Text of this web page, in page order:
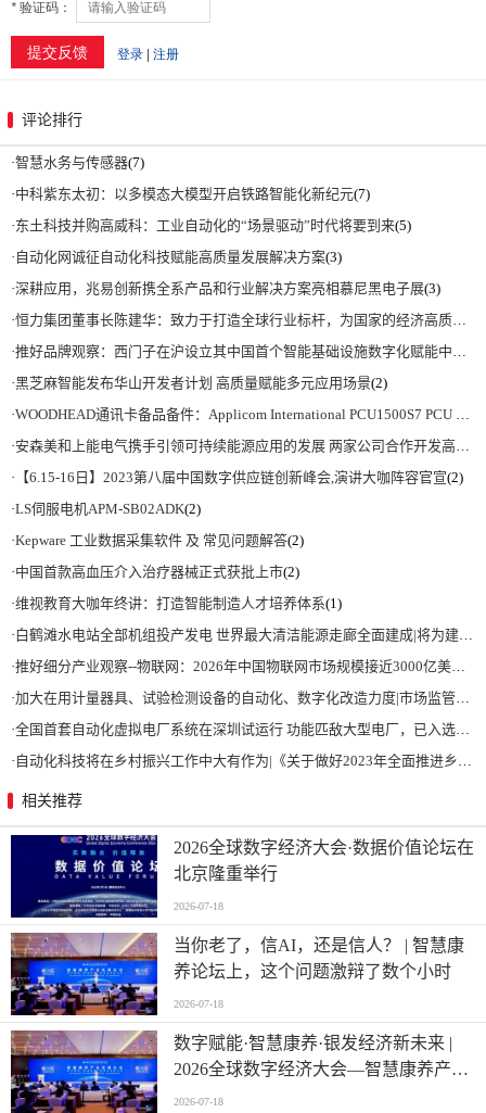
评论排行
·智慧水务与传感器(7)
·中科紫东太初：以多模态大模型开启铁路智能化新纪元(7)
·东土科技并购高威科：工业自动化的“场景驱动”时代将要到来(5)
· 自动化网诚征自动化科技赋能高质量发展解决方案(3)
·深耕应用，兆易创新携全系产品和行业解决方案亮相慕尼黑电子展(3)
·恒力集团董事长陈建华：致力于打造全球行业标杆，为国家的经济高质量发展贡献更大力量|上海电气集团党委书记、董事长吴磊来访
·推好品牌观察：西门子在沪设立其中国首个智能基础设施数字化赋能中心
·黑芝麻智能发布华山开发者计划 高质量赋能多元应用场景(2)
·WOODHEAD通讯卡备品备件：Applicom International PCU1500S7 PCU 1500 S7 V4.5.0
·安森美和上能电气携手引领可持续能源应用的发展 两家公司合作开发高性能储能和太阳能组串式逆变器方案 以实现可持续的未来
· 【6.15-16日】2023第八届中国数字供应链创新峰会,演讲大咖阵容官宣(2)
·LS伺服电机APM-SB02ADK(2)
·Kepware 工业数据采集软件 及 常见问题解答(2)
·中国首款高血压介入治疗器械正式获批上市(2)
·维视教育大咖年终讲：打造智能制造人才培养体系(1)
·白鹤滩水电站全部机组投产发电 世界最大清洁能源走廊全面建成|将为建设新型能源体系、保障国家能源安全、实现“双碳”目标提供有力支撑
·推好细分产业观察--物联网：2026年中国物联网市场规模接近3000亿美元 智慧工厂、智慧城市、智慧电网等将占60%以上
·加大在用计量器具、试验检测设备的自动化、数字化改造力度|市场监管总局 工业和信息化部 关于促进企业计量能力提升的指导意见
·全国首套自动化虚拟电厂系统在深圳试运行 功能匹敌大型电厂，已入选国际典型案例
· 自动化科技将在乡村振兴工作中大有作为|《关于做好2023年全面推进乡村振兴重点工作的意见》发布
相关推荐
2026全球数字经济大会·数据价值论坛在
北京隆重举行
2026-07-18
当你老了，信AI，还是信人？ | 智慧康
养论坛上，这个问题激辩了数个小时
2026-07-18
数字赋能·智慧康养·银发经济新未来 |
2026全球数字经济大会—智慧康养产业
发展论坛在京举办
2026-07-18